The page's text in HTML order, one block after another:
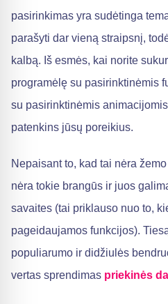
pasirinkimas yra sudėtinga
parašyti dar vieną straipsnį,
kalbą. Iš esmės, kai norite
programėlę su pasirinktinėmis
su pasirinktinėmis
patenkins jūsų poreikius.
Nepaisant to, kad tai nėra
nėra tokie brangūs ir juos
savaites (tai priklauso nuo to,
pageidaujamos funkcijos).
populiarumo ir didžiulės
vertas sprendimas priekinės